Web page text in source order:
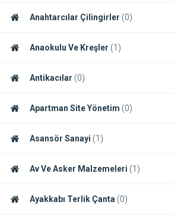
Anahtarcılar Çilingirler (0)
Anaokulu Ve Kreşler (1)
Antikacılar (0)
Apartman Site Yönetim (0)
Asansör Sanayi (1)
Av Ve Asker Malzemeleri (1)
Ayakkabı Terlik Çanta (0)